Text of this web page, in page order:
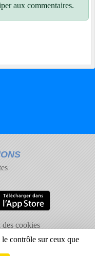
aux commentaires.
des cookies
contenu inapproprié
contrôle sur ceux que